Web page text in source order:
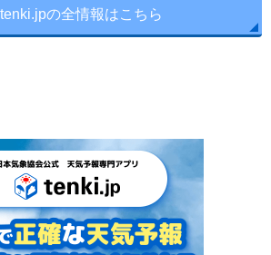
tenki.jpの全情報はこちら